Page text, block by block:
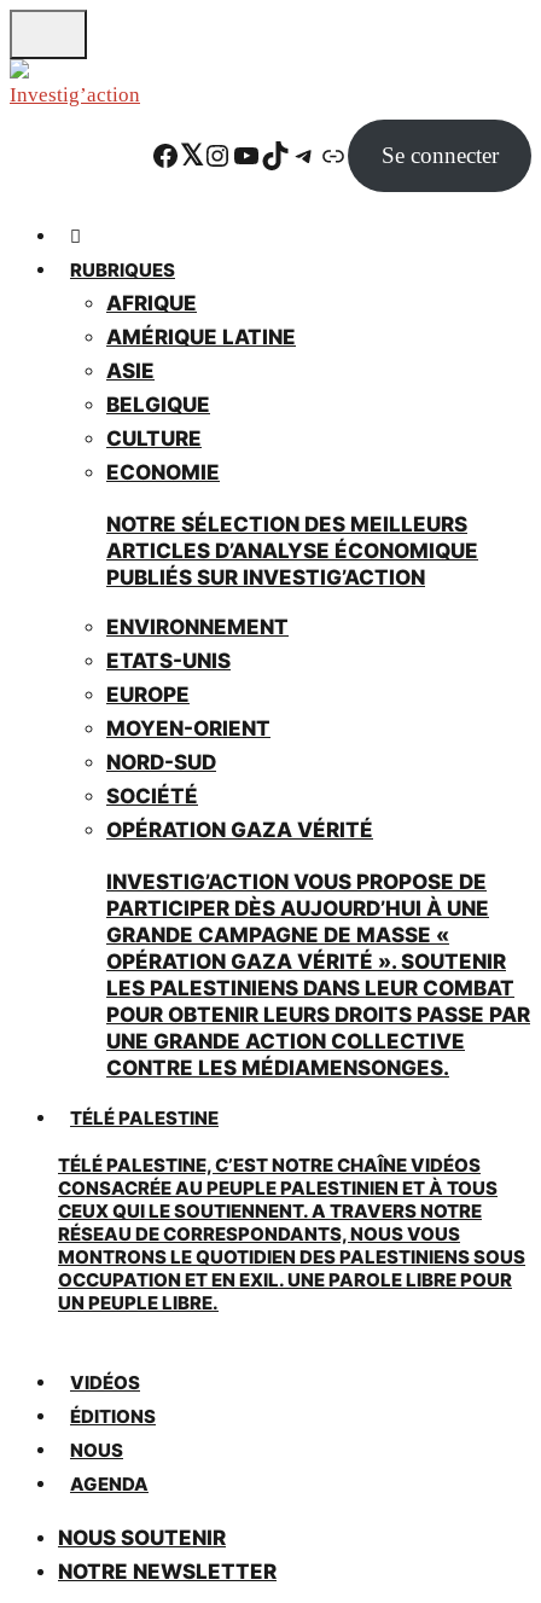
to
main
Facebook Twitter Instagram YouTube TikTok Telegram Lien Se connecter
RUBRIQUES
AFRIQUE
AMÉRIQUE LATINE
ASIE
BELGIQUE
CULTURE
ECONOMIE
NOTRE SÉLECTION DES MEILLEURS
ARTICLES D’ANALYSE ÉCONOMIQUE
PUBLIÉS SUR INVESTIG’ACTION
ENVIRONNEMENT
ETATS-UNIS
EUROPE
MOYEN-ORIENT
NORD-SUD
SOCIÉTÉ
OPÉRATION GAZA VÉRITÉ
INVESTIG’ACTION VOUS PROPOSE DE
PARTICIPER DÈS AUJOURD’HUI À UNE
GRANDE CAMPAGNE DE MASSE «
OPÉRATION GAZA VÉRITÉ ». SOUTENIR
LES PALESTINIENS DANS LEUR COMBAT
POUR OBTENIR LEURS DROITS PASSE PAR
UNE GRANDE ACTION COLLECTIVE
CONTRE LES MÉDIAMENSONGES.
TÉLÉ PALESTINE
TÉLÉ PALESTINE, C’EST NOTRE CHAÎNE VIDÉOS
CONSACRÉE AU PEUPLE PALESTINIEN ET À TOUS
CEUX QUI LE SOUTIENNENT. A TRAVERS NOTRE
RÉSEAU DE CORRESPONDANTS, NOUS VOUS
MONTRONS LE QUOTIDIEN DES PALESTINIENS SOUS
OCCUPATION ET EN EXIL. UNE PAROLE LIBRE POUR
UN PEUPLE LIBRE.
VIDÉOS
ÉDITIONS
NOUS
AGENDA
NOUS SOUTENIR
NOTRE NEWSLETTER